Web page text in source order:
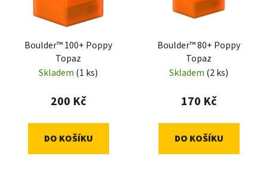
Boulder™ 100+ Poppy
Topaz
Skladem (1 ks)
200 Kč
DO KOŠÍKU
Boulder™ 80+ Poppy
Topaz
Skladem (2 ks)
170 Kč
DO KOŠÍKU